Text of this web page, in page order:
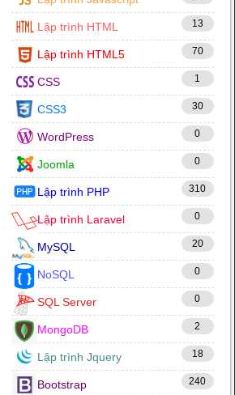
Lập trình HTML 13
Lập trình HTML5 70
CSS 1
CSS3 30
WordPress 0
Joomla 0
Lập trình PHP 310
Lập trình Laravel 0
MySQL 20
NoSQL 0
SQL Server 0
MongoDB 2
Lập trình Jquery 18
Bootstrap 240